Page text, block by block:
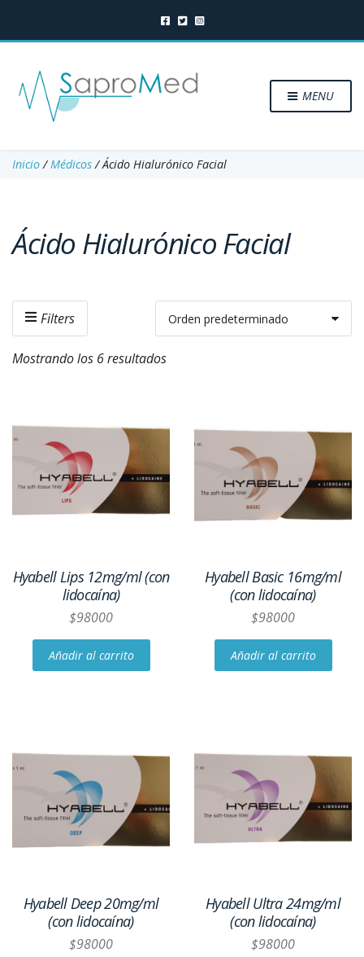
MENU
Inicio/Médicos/ Ácido Hialurónico Facial
Ácido Hialurónico Facial
Filters
Mostrando los 6 resultados
Hyabell Lips 12mg/ml (con
lidocaína)
$98000
Añadir al carrito
Hyabell Basic 16mg/ml
(con lidocaína)
$98000
Añadir al carrito
Hyabell Deep 20mg/ml
(con lidocaína)
$98000
Hyabell Ultra 24mg/ml
(con lidocaína)
$98000